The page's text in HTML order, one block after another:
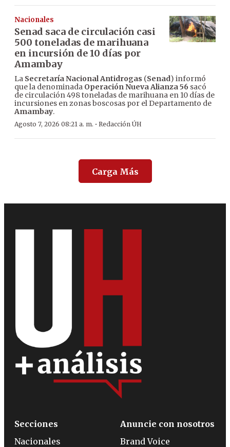
Nacionales
Senad saca de circulación casi
500 toneladas de marihuana
en incursión de 10 días por
Amambay
La Secretaría Nacional Antidrogas (Senad) informó
que la denominada Operación Nueva Alianza 56 sacó
de circulación 498 toneladas de marihuana en 10 días de
incursiones en zonas boscosas por el Departamento de
Amambay.
Agosto 7, 2026 08:21 a. m. · Redacción ÚH
Carga Más
Secciones
Nacionales
Anuncie con nosotros
Brand Voice